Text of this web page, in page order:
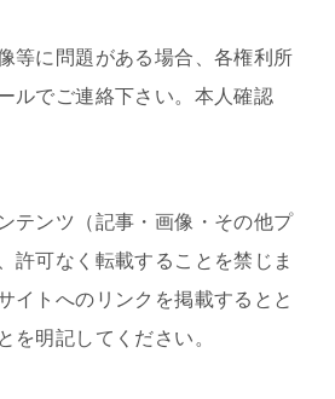
等に問題がある場合、各権利所
ルでご連絡下さい。本人確認
テンツ（記事・画像・その他プ
許可なく転載することを禁じま
イトへのリンクを掲載するとと
を明記してください。